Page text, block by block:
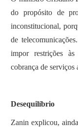
do propósito de
inconstitucional,
de
impor restrições
cobrança de serviços
Desequilíbrio
Zanin explicou,